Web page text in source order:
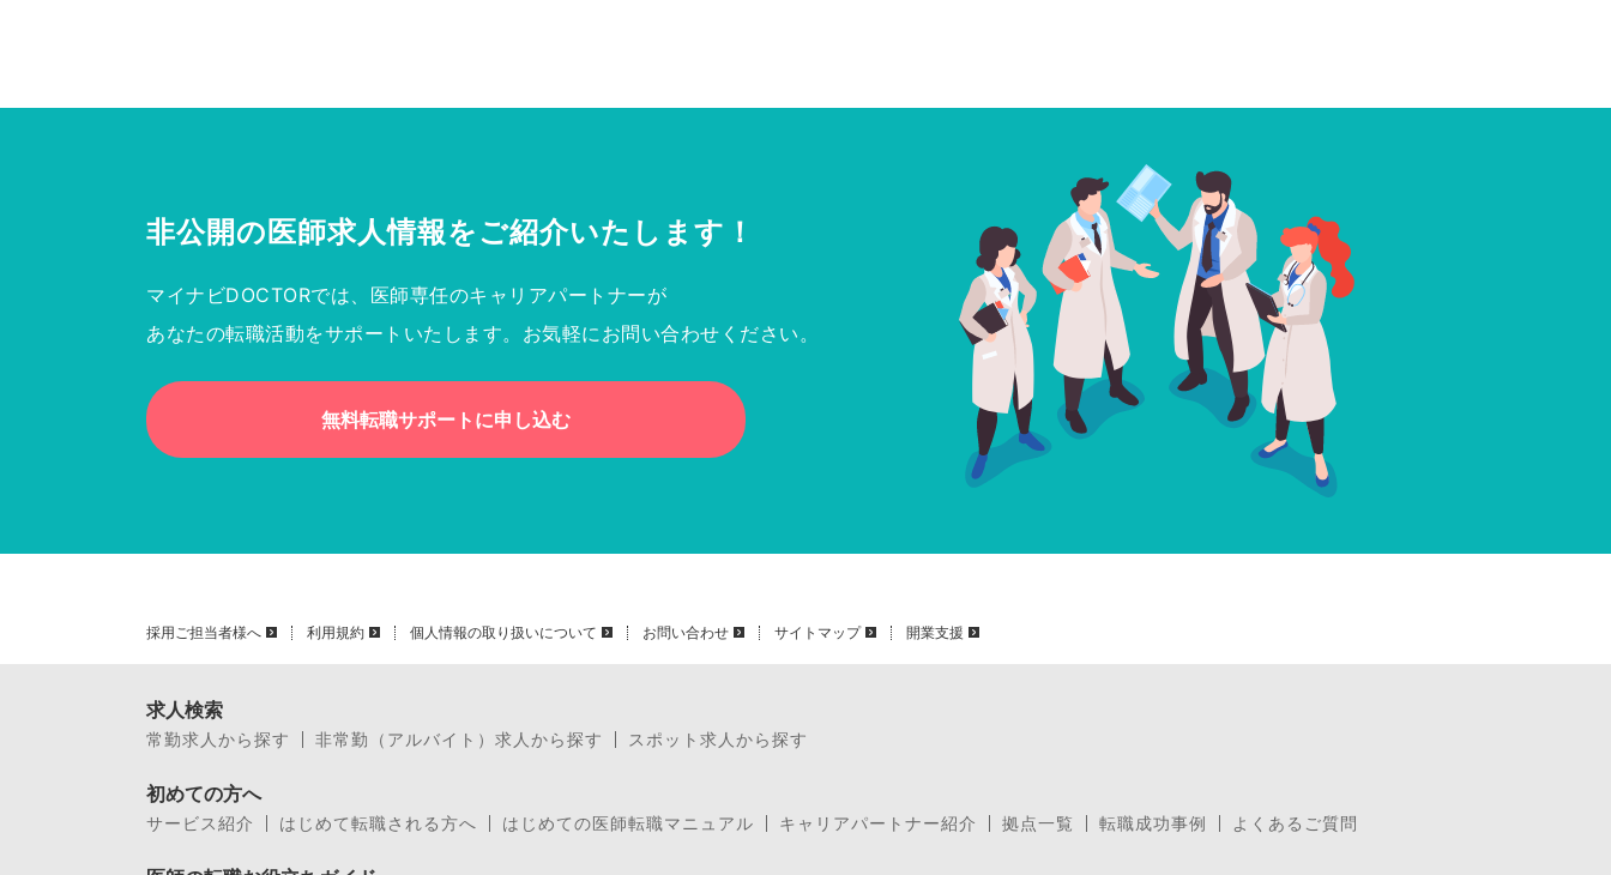
非公開の医師求人情報をご紹介いたします！
マイナビDOCTORでは、医師専任のキャリアパートナーが
あなたの転職活動をサポートいたします。お気軽にお問い合わせください。
無料転職サポートに申し込む
採用ご担当者様へ 利用規約 個人情報の取り扱いについて お問い合わせ サイトマップ 開業支援
求人検索
常勤求人から探す 非常勤（アルバイト）求人から探す スポット求人から探す
初めての方へ
サービス紹介 はじめて転職される方へ はじめての医師転職マニュアル キャリアパートナー紹介 拠点一覧 転職成功事例 よくあるご質問